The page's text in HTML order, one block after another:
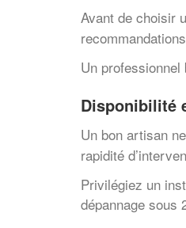
Avant de choisir
Un
Disponibilité
Un bon artisan
rapidité
Privilégiez un
dépannage sous